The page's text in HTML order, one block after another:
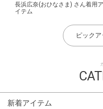
新着アイテム
長浜広奈(おひなさま) さん着用ア
イテム
ピック